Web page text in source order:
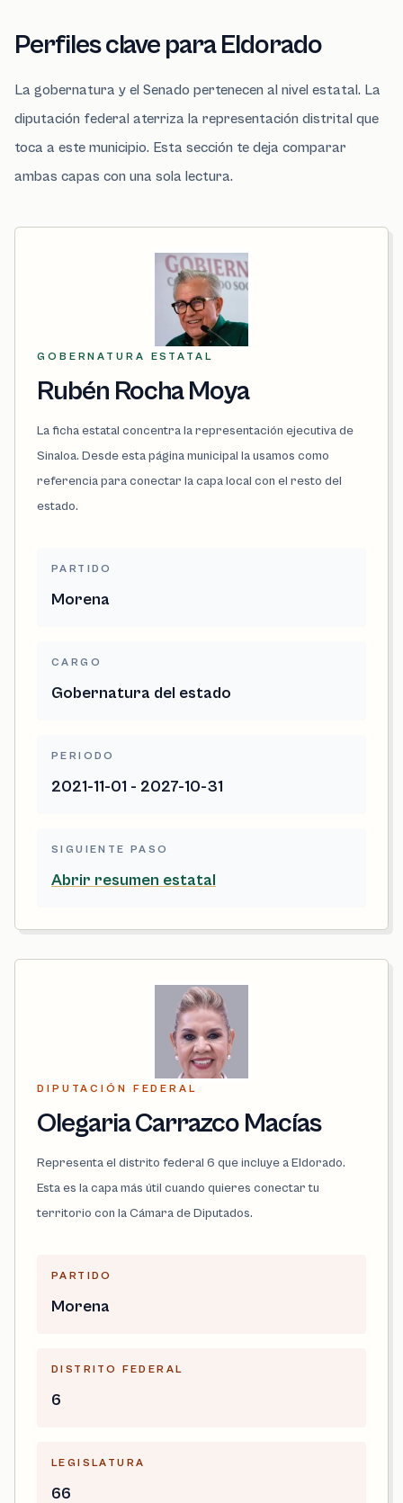
Perfiles clave para Eldorado
La gobernatura y el Senado pertenecen al nivel estatal. La
diputación federal aterriza la representación distrital que
toca a este municipio. Esta sección te deja comparar
ambas capas con una sola lectura.
GOBERNATURA ESTATAL
Rubén Rocha Moya
La ficha estatal concentra la representación ejecutiva de
Sinaloa. Desde esta página municipal la usamos como
referencia para conectar la capa local con el resto del
estado.
PARTIDO
Morena
CARGO
Gobernatura del estado
PERIODO
2021-11-01 - 2027-10-31
SIGUIENTE PASO
Abrir resumen estatal
DIPUTACIÓN FEDERAL
Olegaria Carrazco Macías
Representa el distrito federal 6 que incluye a Eldorado.
Esta es la capa más útil cuando quieres conectar tu
territorio con la Cámara de Diputados.
PARTIDO
Morena
DISTRITO FEDERAL
6
LEGISLATURA
66